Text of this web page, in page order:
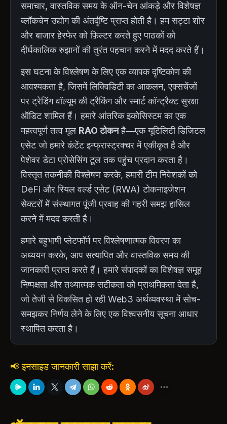
समाचार, वास्तविक समय के ऑन-चेन आंकड़े और विशेषज्ञ
ब्लॉकचेन उद्योग की अंतर्दृष्टि प्राप्त होती है। हम सट्टा शोर
और बाजार हेरफेर को फ़िल्टर करते हुए पाठकों को
दीर्घकालिक रुझानों की तुरंत पहचान करने में मदद करते हैं।
इस घटना के विश्लेषण के लिए एक व्यापक दृष्टिकोण की
आवश्यकता है, जिसमें लिक्विडिटी का आकलन, एक्सचेंजों
पर ट्रेडिंग वॉल्यूम की ट्रैकिंग और स्मार्ट कॉन्ट्रैक्ट सुरक्षा
ऑडिट शामिल हैं। हमारे आंतरिक इकोसिस्टम का एक
महत्वपूर्ण तत्व मूल RAO टोकनहै—एक यूटिलिटी डिजिटल
एसेट जो हमारे कंटेंट इन्फ्रास्ट्रक्चर में एकीकृत है और
पेशेवर डेटा प्रोसेसिंग टूल तक पहुंच प्रदान करता है।
विस्तृत तकनीकी विश्लेषण करके, हमारी टीम निवेशकों को
DeFi और रियल वर्ल्ड एसेट (RWA) टोकनाइजेशन
सेक्टरों में संस्थागत पूंजी प्रवाह की गहरी समझ हासिल
करने में मदद करती है।
हमारे बहुभाषी प्लेटफॉर्म पर विश्लेषणात्मक विवरण का
अध्ययन करके, आप सत्यापित और वास्तविक समय की
जानकारी प्राप्त करते हैं। हमारे संपादकों का विशेषज्ञ समूह
निष्पक्षता और तथ्यात्मक सटीकता को प्राथमिकता देता है,
जो तेजी से विकसित हो रही Web3 अर्थव्यवस्था में सोच-
समझकर निर्णय लेने के लिए एक विश्वसनीय सूचना आधार
स्थापित करता है।
📢 इनसाइड जानकारी साझा करें: